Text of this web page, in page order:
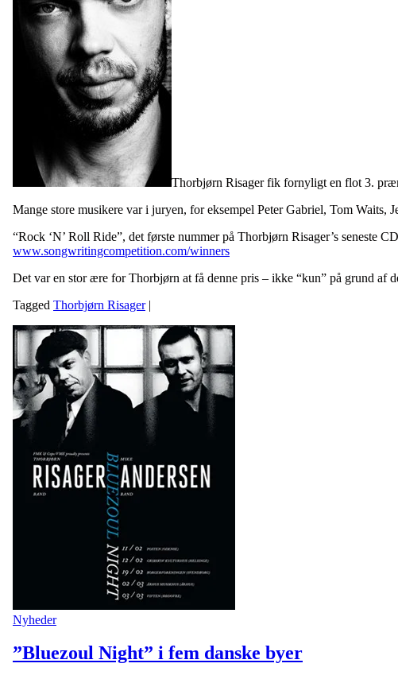
Thorbjørn Risager fik fornyligt en flot 3.
Mange store musikere var i juryen, for eksempel Peter Gabriel, Tom Waits,
“Rock ‘N’ Roll Ride”, det første nummer på Thorbjørn Risager’s seneste
www.songwritingcompetition.com/winners
Det var en stor ære for Thorbjørn at få denne pris – ikke “kun” på grund af
Tagged Thorbjørn Risager |
Nyheder
”Bluezoul Night” i fem danske byer